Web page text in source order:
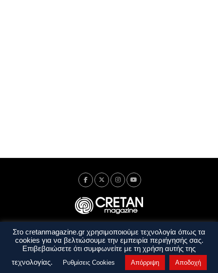
Ταυτότητα Πολιτική Απορρήτου
Όροι Χρήσης
Όροι και Προϋποθέσεις
Στο cretanmagazine.gr χρησιμοποιούμε τεχνολογία όπως τα
cookies για να βελτιώσουμε την εμπειρία περιήγησής σας.
Επιβεβαιώσετε ότι συμφωνείτε με τη χρήση αυτής της
τεχνολογίας.
Ρυθμίσεις Cookies Απόρριψη Αποδοχή